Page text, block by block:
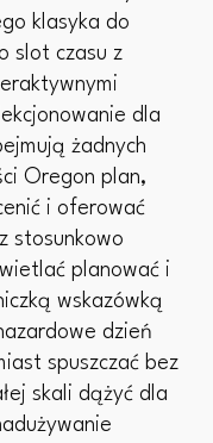
klasyka do
slot czasu z
dla
żadnych
Oregon plan,
i oferować
stosunkowo
planować i
wskazówką
dzień
spuszczać bez
skali dążyć dla